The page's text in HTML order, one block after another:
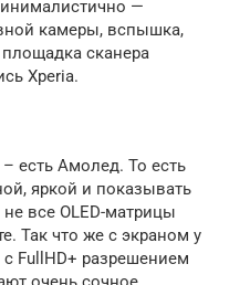
—
камеры, вспышка,
площадка сканера
Xperia.
есть Амолед. То есть
яркой и показывать
все OLED-матрицы
Так что же с экраном у
с FullHD+ разрешением